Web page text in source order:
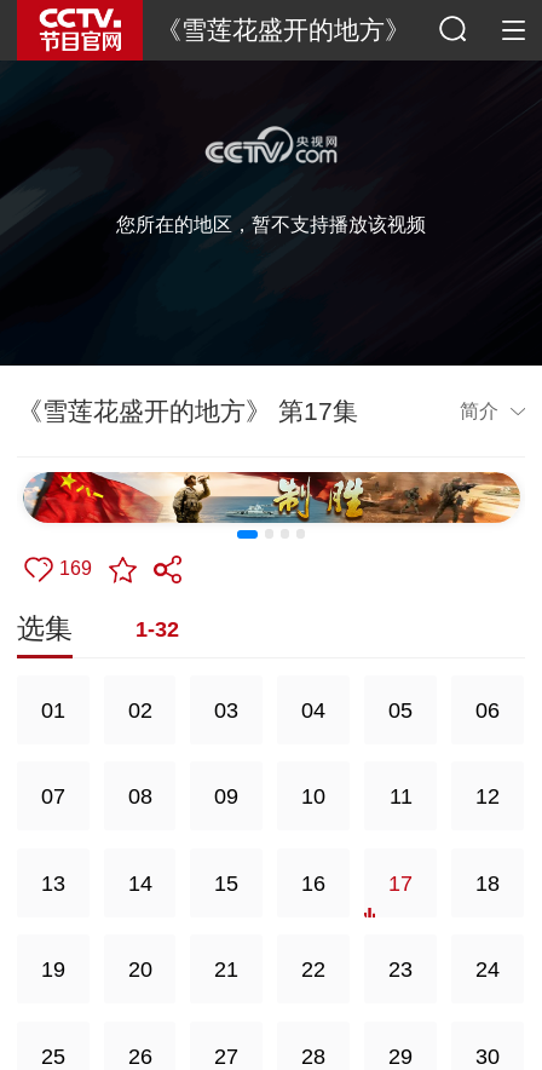
《雪莲花盛开的地方》
您所在的地区，暂不支持播放该视频
《雪莲花盛开的地方》 第17集 简介
169
选集 1-32
01 02 03 04 05 06
07 08 09 10 11 12
13 14 15 16 17 18
19 20 21 22 23 24
25 26 27 28 29 30